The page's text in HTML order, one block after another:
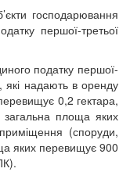
господарювання
першої-третьої
податку першої-
які надають в оренду
0,2 гектара,
загальна площа яких
(споруди,
яких перевищує 900